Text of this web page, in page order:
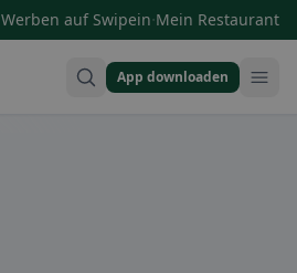
Werben auf Swipein·Mein Restaurant
App downloaden